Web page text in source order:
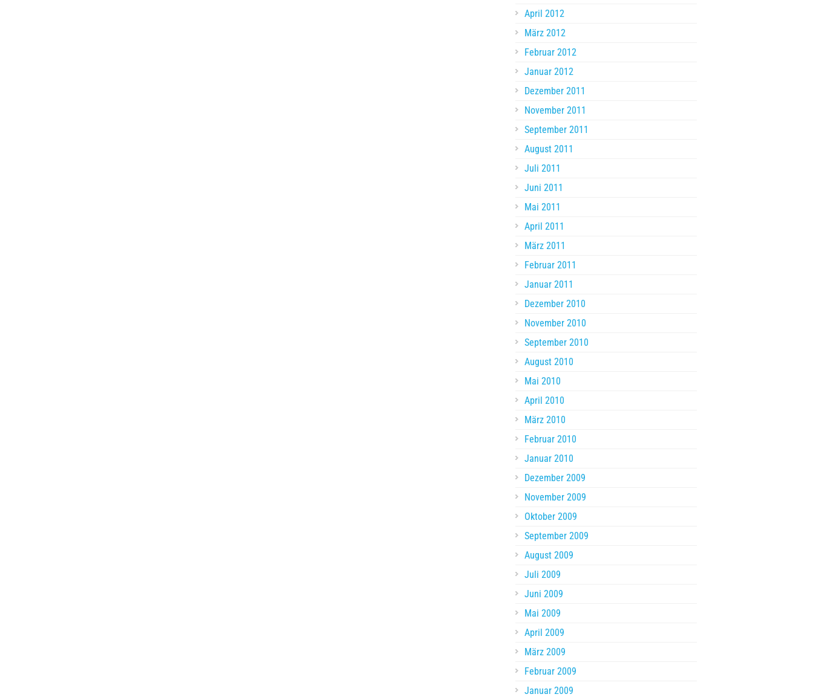
April 2012
März 2012
Februar 2012
Januar 2012
Dezember 2011
November 2011
September 2011
August 2011
Juli 2011
Juni 2011
Mai 2011
April 2011
März 2011
Februar 2011
Januar 2011
Dezember 2010
November 2010
September 2010
August 2010
Mai 2010
April 2010
März 2010
Februar 2010
Januar 2010
Dezember 2009
November 2009
Oktober 2009
September 2009
August 2009
Juli 2009
Juni 2009
Mai 2009
April 2009
März 2009
Februar 2009
Januar 2009